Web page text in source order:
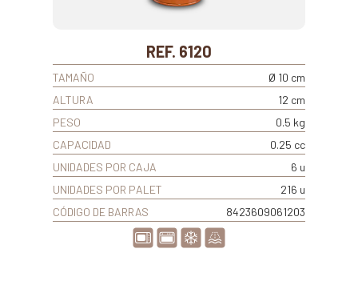
REF. 6120
TAMAÑO
Ø 10 cm
ALTURA
12 cm
PESO
0.5 kg
CAPACIDAD
0.25 cc
UNIDADES POR CAJA
6 u
UNIDADES POR PALET
216 u
CÓDIGO DE BARRAS
8423609061203